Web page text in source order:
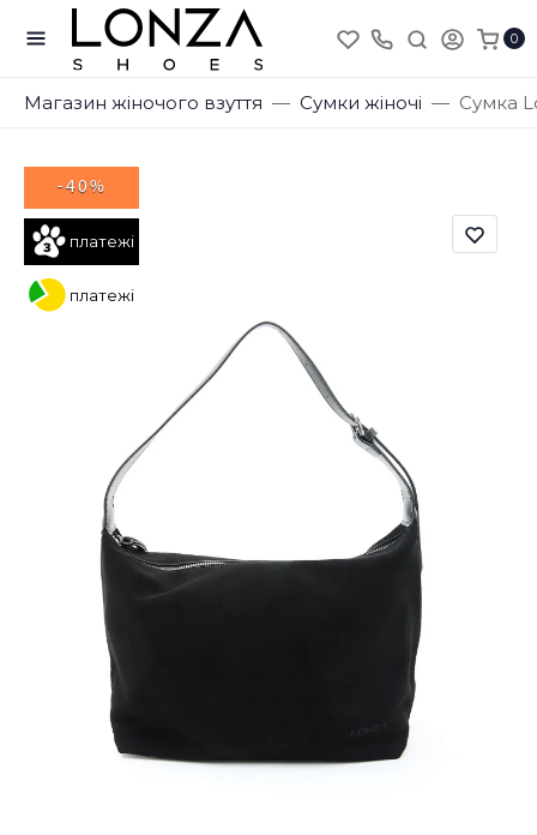
0
Магазин жіночого взуття Сумки жіночі Сумка
платежі
платежі
-40%